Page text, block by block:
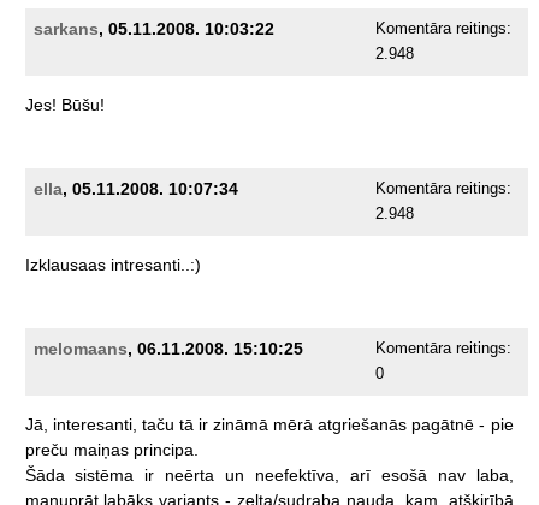
sarkans, 05.11.2008. 10:03:22
Komentāra reitings:
2.948
Jes! Būšu!
ella, 05.11.2008. 10:07:34
Komentāra reitings:
2.948
Izklausaas intresanti..:)
melomaans, 06.11.2008. 15:10:25
Komentāra reitings:
0
Jā, interesanti, taču tā ir zināmā mērā atgriešanās pagātnē - pie
preču maiņas principa.
Šāda sistēma ir neērta un neefektīva, arī esošā nav
laba,
manuprāt labāks variants - zelta/sudraba nauda, kam,
atšķirībā